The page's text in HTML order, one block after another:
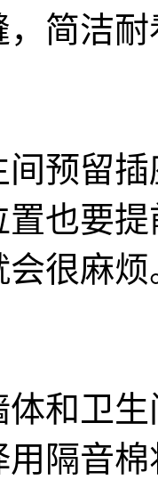
简洁耐
预留
置也要
会很麻烦
和卫
用隔音